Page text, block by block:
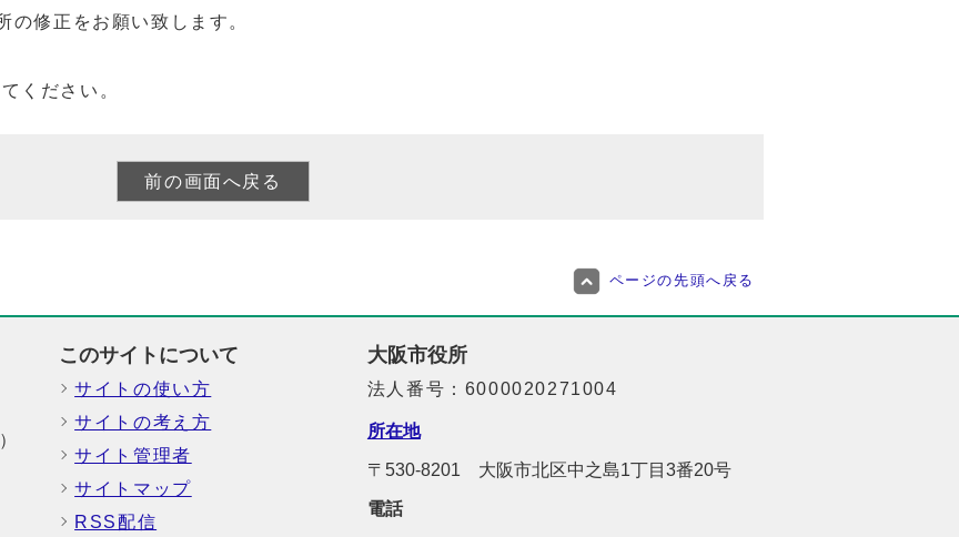
の修正をお願い致します。
ください。
ページの先頭へ戻る
このサイトについて
サイトの使い方
サイトの考え方
サイト管理者
サイトマップ
RSS配信
大阪市役所
法人番号：6000020271004
所在地
〒530-8201 大阪市北区中之島1丁目3番20号
電話